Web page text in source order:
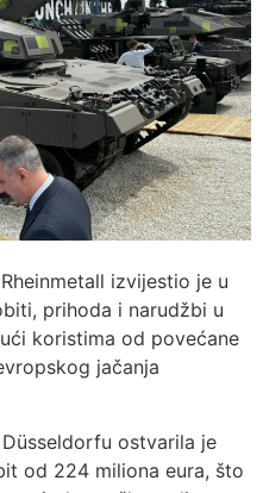
izvijestio je u
prihoda i narudžbi u
koristima od povećane
jačanja
ostvarila je
od 224 miliona eura, što